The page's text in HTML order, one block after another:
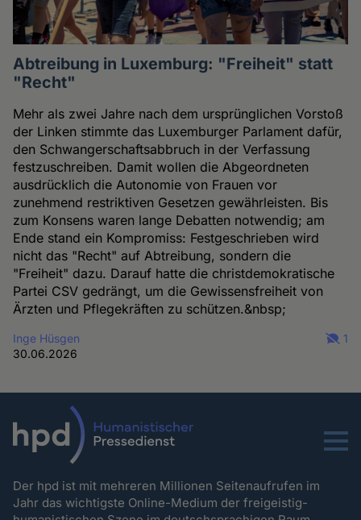
Abtreibung in Luxemburg: "Freiheit" statt
"Recht"
Mehr als zwei Jahre nach dem ursprünglichen Vorstoß
der Linken stimmte das Luxemburger Parlament dafür,
den Schwangerschaftsabbruch in der Verfassung
festzuschreiben. Damit wollen die Abgeordneten
ausdrücklich die Autonomie von Frauen vor
zunehmend restriktiven Gesetzen gewährleisten. Bis
zum Konsens waren lange Debatten notwendig; am
Ende stand ein Kompromiss: Festgeschrieben wird
nicht das "Recht" auf Abtreibung, sondern die
"Freiheit" dazu. Darauf hatte die christdemokratische
Partei CSV gedrängt, um die Gewissensfreiheit von
Ärzten und Pflegekräften zu schützen.&nbsp;
Inge Hüsgen
30.06.2026
1
Menu
Der hpd ist mit mehreren Millionen Seitenaufrufen im
Jahr das wichtigste Online-Medium der freigeistig-